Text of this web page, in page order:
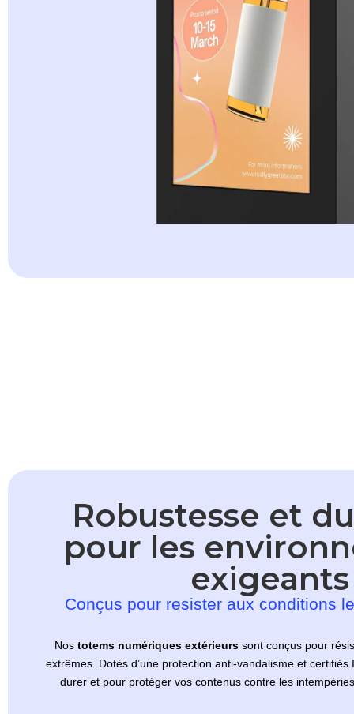
Robustesse et
pour les
exigeants
Conçus pour resister aux conditions
Nostotems numériques extérieurs sont conçus pour
extrêmes. Dotés d’une protection anti-vandalisme et
durer et pour protéger vos contenus contre les